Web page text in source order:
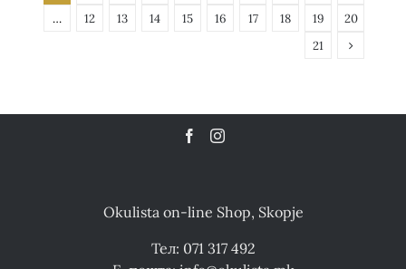
…
12 13 14 15 16 17 18 19
20
21
Okulista on-line Shop, Skopje
Тел: 071 317 492